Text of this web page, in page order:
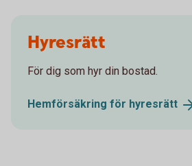
Hyresrätt
För dig som hyr din bostad.
Hemförsäkring för hyresrätt